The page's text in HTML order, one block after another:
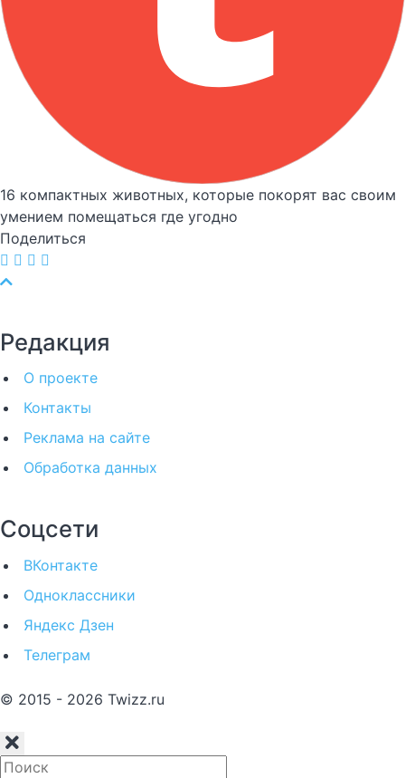
16 компактных животных, которые покорят вас своим
умением помещаться где угодно
Поделиться
Редакция
О проекте
Контакты
Реклама на сайте
Обработка данных
Соцсети
ВКонтакте
Одноклассники
Яндекс Дзен
Телеграм
© 2015 - 2026 Twizz.ru